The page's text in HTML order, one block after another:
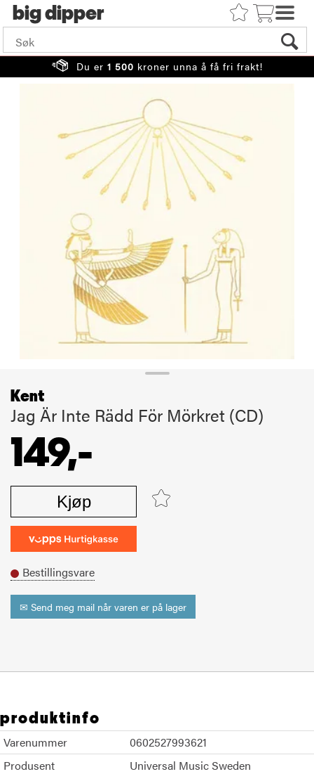
big
Du er 1 500 kroner unna å få fri frakt!
Kent
Jag Är Inte Rädd För Mörkret (CD)
149,-
Kjøp
Bestillingsvare
✉ Send meg mail når varen er på lager
produktinfo
Varenummer
0602527993621
Produsent
Universal Music Sweden